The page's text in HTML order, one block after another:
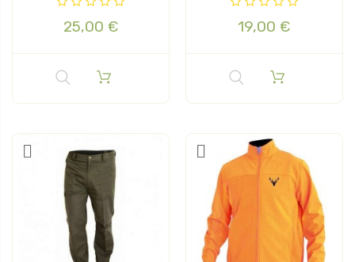
25,00 € 19,00 €